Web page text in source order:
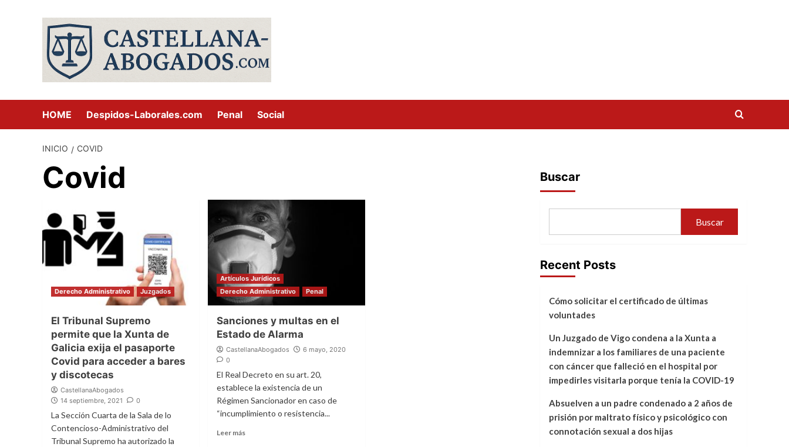
HOME Despidos-Laborales.com Penal Social
INICIO COVID
Covid
Derecho Administrativo Juzgados
El Tribunal Supremo
permite que la Xunta de
Galicia exija el pasaporte
Covid para acceder a bares
y discotecas
CastellanaAbogados
14 septiembre, 2021
0
La Sección Cuarta de la Sala de lo
Contencioso-Administrativo del
Tribunal Supremo ha autorizado la
Artículos Jurídicos
Derecho Administrativo
Penal
Sanciones y multas en el
Estado de Alarma
CastellanaAbogados
6 mayo, 2020
0
El Real Decreto en su art. 20,
establece la existencia de un
Régimen Sancionador en caso de
“incumplimiento o resistencia...
Leer más
Buscar
Buscar
Recent Posts
Cómo solicitar el certificado de últimas
voluntades
Un Juzgado de Vigo condena a la Xunta a
indemnizar a los familiares de una paciente
con cáncer que falleció en el hospital por
impedirles visitarla porque tenía la COVID-19
Absuelven a un padre condenado a 2 años de
prisión por maltrato físico y psicológico con
connotación sexual a dos hijas